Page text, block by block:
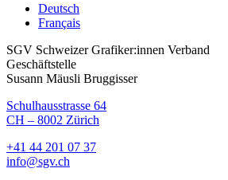
Deutsch
Français
SGV Schweizer Grafiker:innen Verband
Geschäftstelle
Susann Mäusli Bruggisser
Schulhausstrasse 64
CH – 8002 Zürich
+41 44 201 07 37
info@sgv.ch